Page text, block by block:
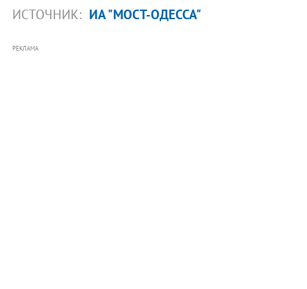
ИСТОЧНИК: ИА "МОСТ-ОДЕССА"
РЕКЛАМА